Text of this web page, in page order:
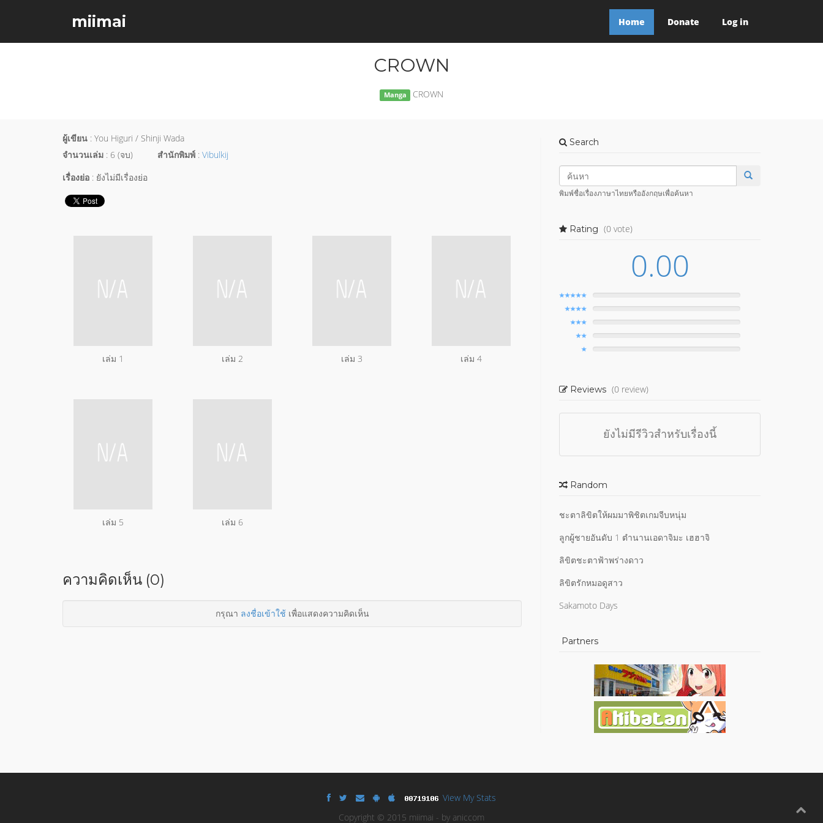
miimai Home Donate Log in
CROWN
Manga CROWN
ผู้เขียน : You Higuri / Shinji Wada
จำนวนเล่ม : 6 (จบ) สำนักพิมพ์ : Vibulkij
เรื่องย่อ : ยังไม่มีเรื่องย่อ
เล่ม 1 เล่ม 2 เล่ม 3 เล่ม 4
เล่ม 5 เล่ม 6
ความคิดเห็น (0)
กรุณา ลงชื่อเข้าใช้เพื่อแสดงความคิดเห็น
Search
พิมพ์ชื่อเรื่องภาษาไทยหรืออังกฤษเพื่อค้นหา
Rating (0 vote)
0.00
Reviews (0 review)
ยังไม่มีรีวิวสำหรับเรื่องนี้
Random
ชะตาลิขิตให้ผมมาพิชิตเกมจีบหนุ่ม
ลูกผู้ชายอันดับ 1 ตำนานเอดาจิมะ เฮฮาจิ
ลิขิตชะตาฟ้าพร่างดาว
ลิขิตรักหมอดูสาว
Sakamoto Days
Partners
View My Stats
Copyright © 2015 miimai - by aniccom